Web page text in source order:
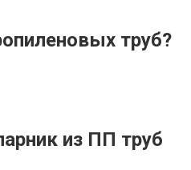
труб?
из ПП труб